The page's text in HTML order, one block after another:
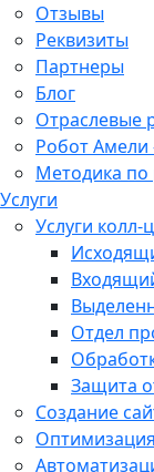
Отзывы
Реквизиты
Партнеры
Блог
Отраслевые
Робот Амели
Методика по
Услуги
Услуги колл-
Отдел
Защита
Создание